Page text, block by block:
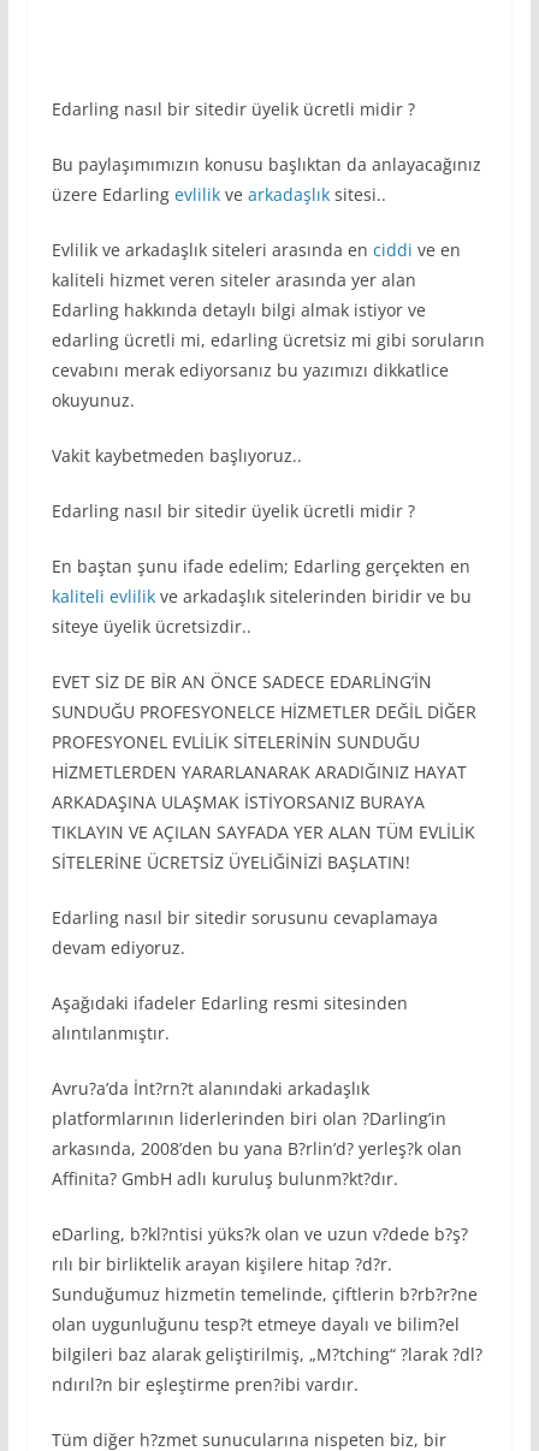
Edarling nasıl bir sitedir üyelik ücretli midir ?
Bu paylaşımımızın konusu başlıktan da anlayacağınız
üzere Edarling evlilikve arkadaşlıksitesi..
Evlilik ve arkadaşlık siteleri arasında en ciddi ve en
kaliteli hizmet veren siteler arasında yer alan
Edarling hakkında detaylı bilgi almak istiyor ve
edarling ücretli mi, edarling ücretsiz mi gibi soruların
cevabını merak ediyorsanız bu yazımızı dikkatlice
okuyunuz.
Vakit kaybetmeden başlıyoruz..
Edarling nasıl bir sitedir üyelik ücretli midir ?
En baştan şunu ifade edelim; Edarling gerçekten en
kaliteli evlilikve arkadaşlık sitelerinden biridir ve bu
siteye üyelik ücretsizdir..
EVET SİZ DE BİR AN ÖNCE SADECE EDARLİNG’İN
SUNDUĞU PROFESYONELCE HİZMETLER DEĞİL DİĞER
PROFESYONEL EVLİLİK SİTELERİNİN SUNDUĞU
HİZMETLERDEN YARARLANARAK ARADIĞINIZ HAYAT
ARKADAŞINA ULAŞMAK İSTİYORSANIZ BURAYA
TIKLAYIN VE AÇILAN SAYFADA YER ALAN TÜM EVLİLİK
SİTELERİNE ÜCRETSİZ ÜYELİĞİNİZİ BAŞLATIN!
Edarling nasıl bir sitedir sorusunu cevaplamaya
devam ediyoruz.
Aşağıdaki ifadeler Edarling resmi sitesinden
alıntılanmıştır.
Avru?a’da İnt?rn?t alanındaki arkadaşlık
platformlarının liderlerinden biri olan ?Darling’in
arkasında, 2008’den bu yana B?rlin’d? yerleş?k olan
Affinita? GmbH adlı kuruluş bulunm?kt?dır.
eDarling, b?kl?ntisi yüks?k olan ve uzun v?dede b?ş?
rılı bir birliktelik arayan kişilere hitap ?d?r.
Sunduğumuz hizmetin temelinde, çiftlerin b?rb?r?ne
olan uygunluğunu tesp?t etmeye dayalı ve bilim?el
bilgileri baz alarak geliştirilmiş, „M?tching“ ?larak ?dl?
ndırıl?n bir eşleştirme pren?ibi vardır.
Tüm diğer h?zmet sunucularına nispeten biz, bir